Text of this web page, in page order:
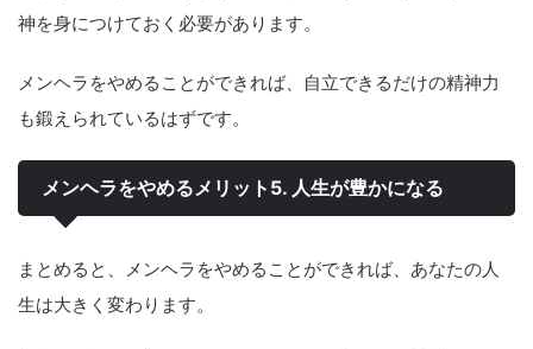
神を身につけておく必要があります。
メンヘラをやめることができれば、自立できるだけの精神力
も鍛えられているはずです。
メンヘラをやめるメリット5. 人生が豊かになる
まとめると、メンヘラをやめることができれば、あなたの人
生は大きく変わります。